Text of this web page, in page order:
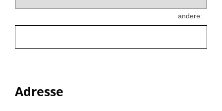
andere:
Adresse